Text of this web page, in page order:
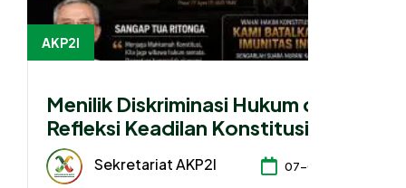
AKP2I
Menilik Diskriminasi Hukum dan
Refleksi Keadilan Konstitusional
dalam Pasal 50A UU Nomor 4
Tahun 2026
Sekretariat AKP2I 07-08-2026